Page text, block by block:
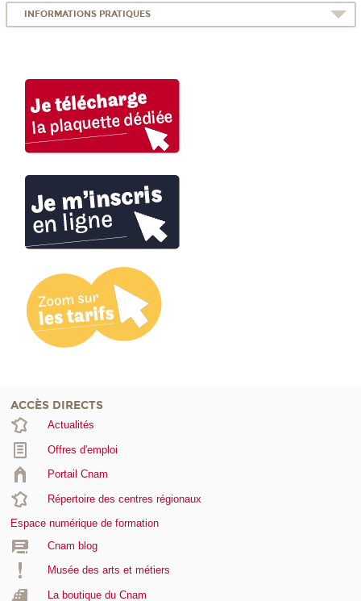
INFORMATIONS PRATIQUES
ACCÈS DIRECTS
Actualités
Offres d'emploi
Portail Cnam
Répertoire des centres régionaux
Espace numérique de formation
Cnam blog
Musée des arts et métiers
La boutique du Cnam